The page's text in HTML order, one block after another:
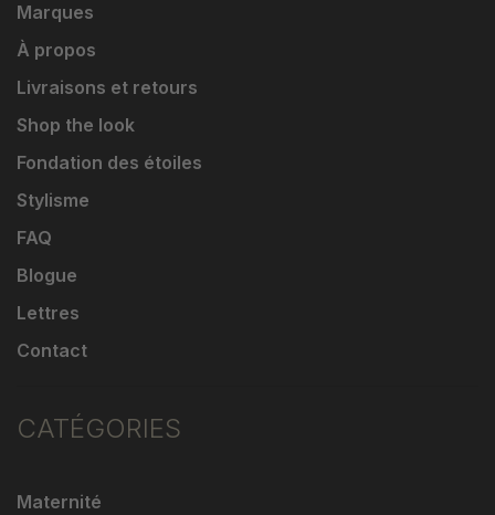
Marques
À propos
Livraisons et retours
Shop the look
Fondation des étoiles
Stylisme
FAQ
Blogue
Lettres
Contact
CATÉGORIES
Maternité